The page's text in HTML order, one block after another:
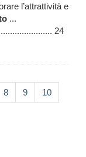
l’attrattività e
...
24
8 9 10